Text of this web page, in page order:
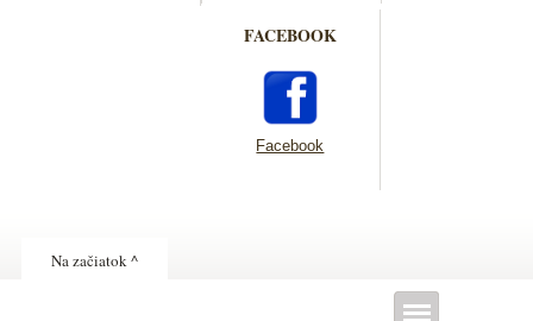
FACEBOOK
Facebook
Na začiatok ^